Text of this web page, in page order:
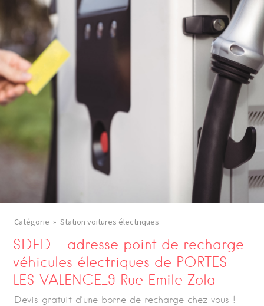
Catégorie Station voitures électriques
SDED – adresse point de recharge
véhicules électriques de PORTES
LES VALENCE_9 Rue Emile Zola
Devis gratuit d’une borne de recharge chez vous !